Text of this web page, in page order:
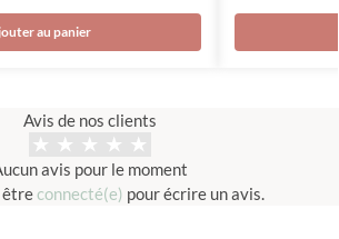
au panier
Avis de nos clients
avis pour le moment
êtreconnecté(e) pour écrire un avis.